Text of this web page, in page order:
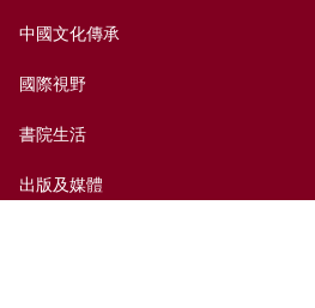
中國文化傳承
國際視野
書院生活
出版及媒體